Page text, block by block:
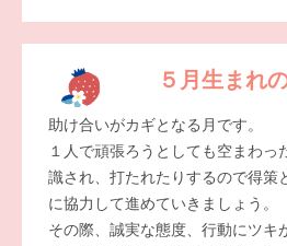
５月生まれ
助け合いがカギとなる月です。
１人で頑張ろうとしても空まわっ
識され、打たれたりするので得策
に協力して進めていきましょう。
その際、誠実な態度、行動にツキ